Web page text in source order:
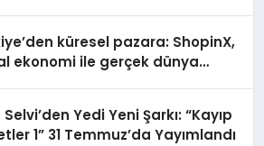
küresel pazara: ShopinX,
ekonomi ile gerçek dünya
Yedi Yeni Şarkı: “Kayıp
1” 31 Temmuz’da Yayımlandı